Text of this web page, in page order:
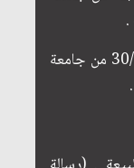
.
شـــــهادة الدكتوراه ، بتاريخ 30/9/2009 من جامعة